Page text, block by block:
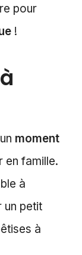
pour
!
moment
en famille.
à
un petit
à